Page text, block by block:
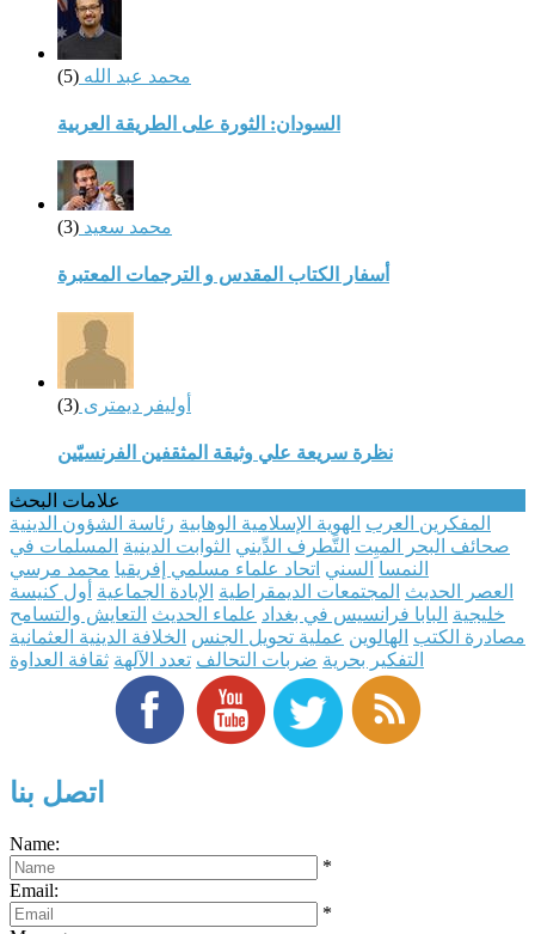
محمد عبد الله (5)
السودان: الثورة على الطريقة العربية
محمد سعيد (3)
أسفار الكتاب المقدس و الترجمات المعتبرة
أوليفر ديمترى (3)
نظرة سريعة علي وثيقة المثقفين الفرنسيّين
علامات البحث
المفكرين العرب الهوية الإسلامية الوهابية رئاسة الشؤون الدينية
صحائف البحر الميِت التَّطرف الدِّيني الثوابت الدينية المسلمات في
النمسا السني اتحاد علماء مسلمي إفريقيا محمد مرسي
العصر الحديث المجتمعات الديمقراطية الإبادة الجماعية أول كنيسة
خليجية البابا فرانسيس في بغداد علماء الحديث التعايش والتسامح
مصادرة الكتب الهالوين عملية تحويل الجنس الخلافة الدينية العثمانية
التفكير بحرية ضربات التحالف تعدد الآلهة ثقافة العداوة
اتصل بنا
Name:
*
Email:
*